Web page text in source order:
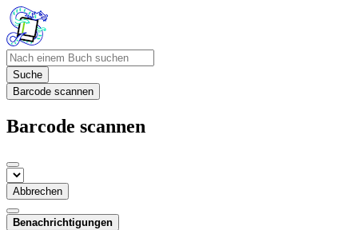
Suche
Barcode scannen
Barcode scannen
Abbrechen
Benachrichtigungen